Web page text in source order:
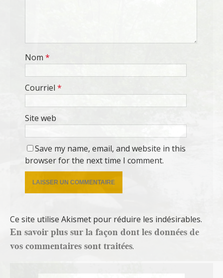
Nom *
Courriel *
Site web
Save my name, email, and website in this
browser for the next time I comment.
Ce site utilise Akismet pour réduire les indésirables.
En savoir plus sur la façon dont les données de
vos commentaires sont traitées.